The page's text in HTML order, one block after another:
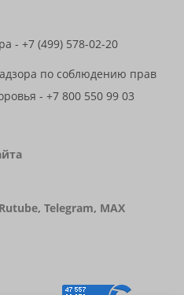
- +7 (499) 578-02-20
по соблюдению прав
- +7 800 550 99 03
Rutube, Telegram, MAX